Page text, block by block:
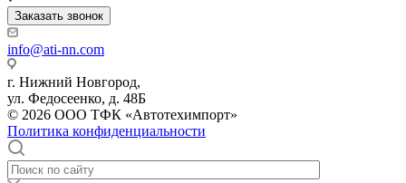
Заказать звонок
info@ati-nn.com
г. Нижний Новгород,
ул. Федосеенко, д. 48Б
© 2026 ООО ТФК «Автотехимпорт»
Политика конфиденциальности